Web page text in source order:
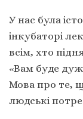
У нас була
інкубаторі
всім, хто
«Вам буде
Мова про те,
людські